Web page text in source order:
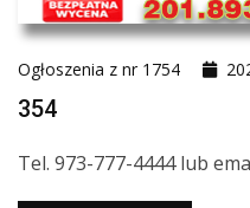
Ogłoszenia z nr 1754
354
Tel. 973-777-4444 lub